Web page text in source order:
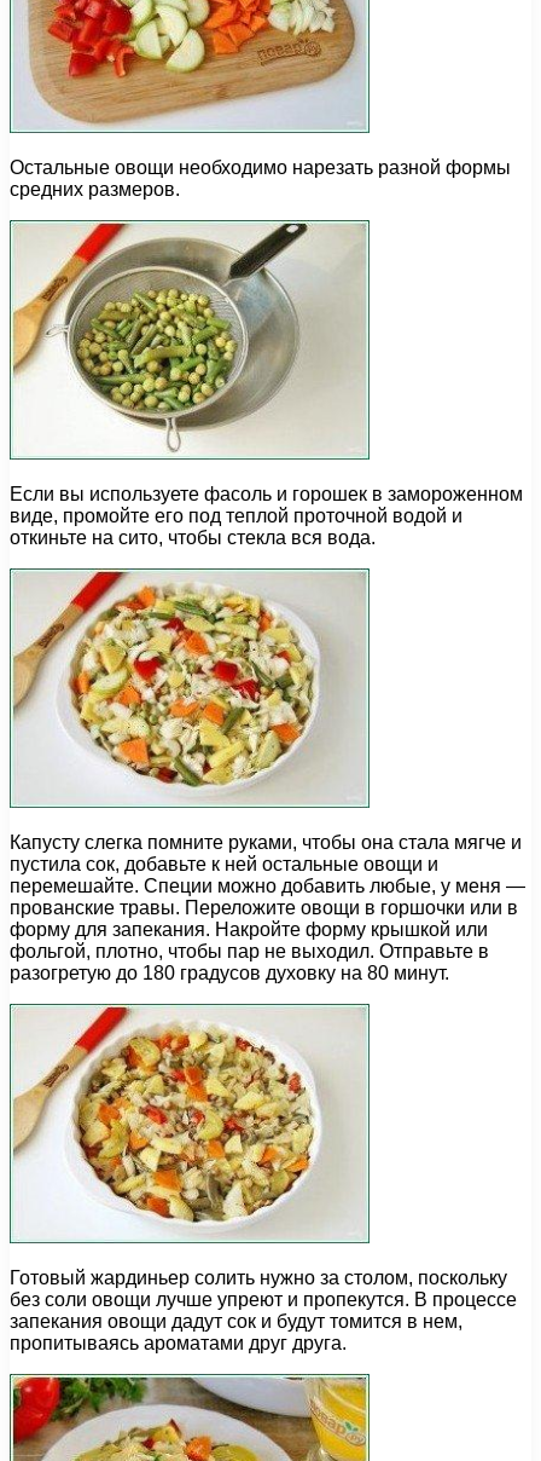
Остальные овощи необходимо нарезать разной формы
средних размеров.
Если вы используете фасоль и горошек в замороженном
виде, промойте его под теплой проточной водой и
откиньте на сито, чтобы стекла вся вода.
Капусту слегка помните руками, чтобы она стала мягче и
пустила сок, добавьте к ней остальные овощи и
перемешайте. Специи можно добавить любые, у меня —
прованские травы. Переложите овощи в горшочки или в
форму для запекания. Накройте форму крышкой или
фольгой, плотно, чтобы пар не выходил. Отправьте в
разогретую до 180 градусов духовку на 80 минут.
Готовый жардиньер солить нужно за столом, поскольку
без соли овощи лучше упреют и пропекутся. В процессе
запекания овощи дадут сок и будут томится в нем,
пропитываясь ароматами друг друга.